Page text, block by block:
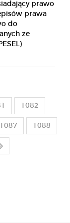
prawo
prawa
do
ze
1082
1087 1088